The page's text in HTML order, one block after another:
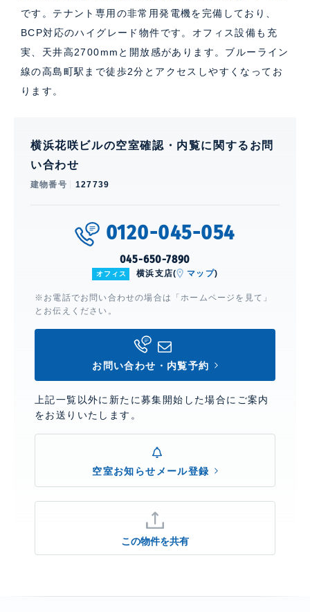
です。テナント専用の非常用発電機を完備しており、
BCP対応のハイグレード物件です。オフィス設備も充
実、天井高2700mmと開放感があります。ブルーライン
線の高島町駅まで徒歩2分とアクセスしやすくなってお
ります。
横浜花咲ビルの空室確認・内覧に関するお問
い合わせ
建物番号 127739
0120-045-054
045-650-7890
オフィス 横浜支店( マップ)
※お電話でお問い合わせの場合は「ホームページを見て」
とお伝えください。
お問い合わせ・内覧予約
上記一覧以外に新たに募集開始した場合にご案内
をお送りいたします。
空室お知らせメール登録
この物件を共有